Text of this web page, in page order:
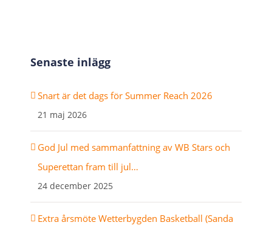
Senaste inlägg
Snart är det dags för Summer Reach 2026
21 maj 2026
God Jul med sammanfattning av WB Stars och
Superettan fram till jul…
24 december 2025
Extra årsmöte Wetterbygden Basketball (Sanda